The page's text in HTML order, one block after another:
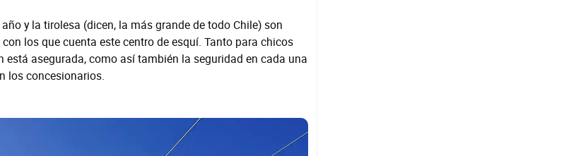
y la tirolesa (dicen, la más grande de todo Chile) son
los que cuenta este centro de esquí. Tanto para chicos
está asegurada, como así también la seguridad en cada una
los concesionarios.